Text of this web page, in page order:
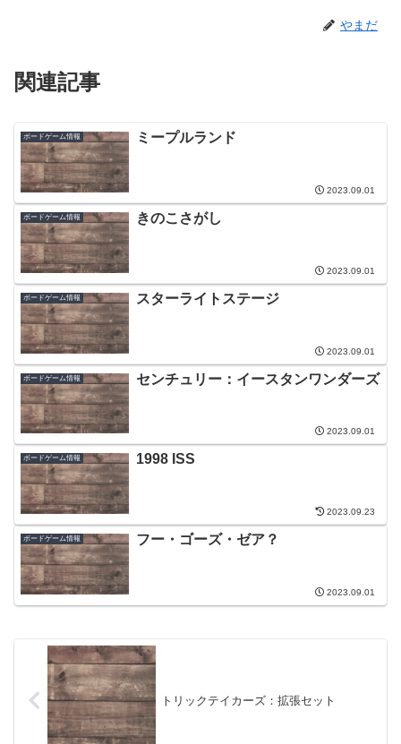
やまだ
関連記事
ボードゲーム情報 ミープルランド
2023.09.01
ボードゲーム情報 きのこさがし
2023.09.01
ボードゲーム情報 スターライトステージ
2023.09.01
ボードゲーム情報 センチュリー：イースタンワンダーズ
2023.09.01
ボードゲーム情報 1998 ISS
2023.09.23
ボードゲーム情報 フー・ゴーズ・ゼア？
2023.09.01
トリックテイカーズ：拡張セット